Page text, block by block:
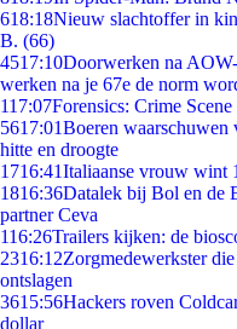
618:18Nieuw slachtoffer in
B. (66)
4517:10Doorwerken na
werken na je 67e de norm
117:07Forensics: Crime
5617:01Boeren waarschuwen
hitte en droogte
1716:41Italiaanse vrouw wint
1816:36Datalek bij Bol en de
partner Ceva
116:26Trailers kijken: de
2316:12Zorgmedewerkster
ontslagen
3615:56Hackers roven
dollar